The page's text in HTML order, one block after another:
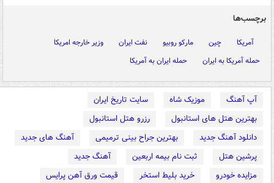
برچسب‌ها
آمریکا چین مارکو روبیو نفت ایران
وزیر خارجه امریکا
حمله آمریکا به ایران
حمله ایران به آمریکا
آپ آهنگ موزیک شاه
سایت تاریخ ایران
بهترین هتل های استانبول
رزرو هتل استانبول
دانلود آهنگ جدید
بهترین جراح بینی ترمیمی
آهنگ های جدید
پرشین هتل
ثبت نام بیمه اربعین
آهنگ جدید
مزایده خودرو
خرید بلیط استخر
قیمت ورق آهن پرایس